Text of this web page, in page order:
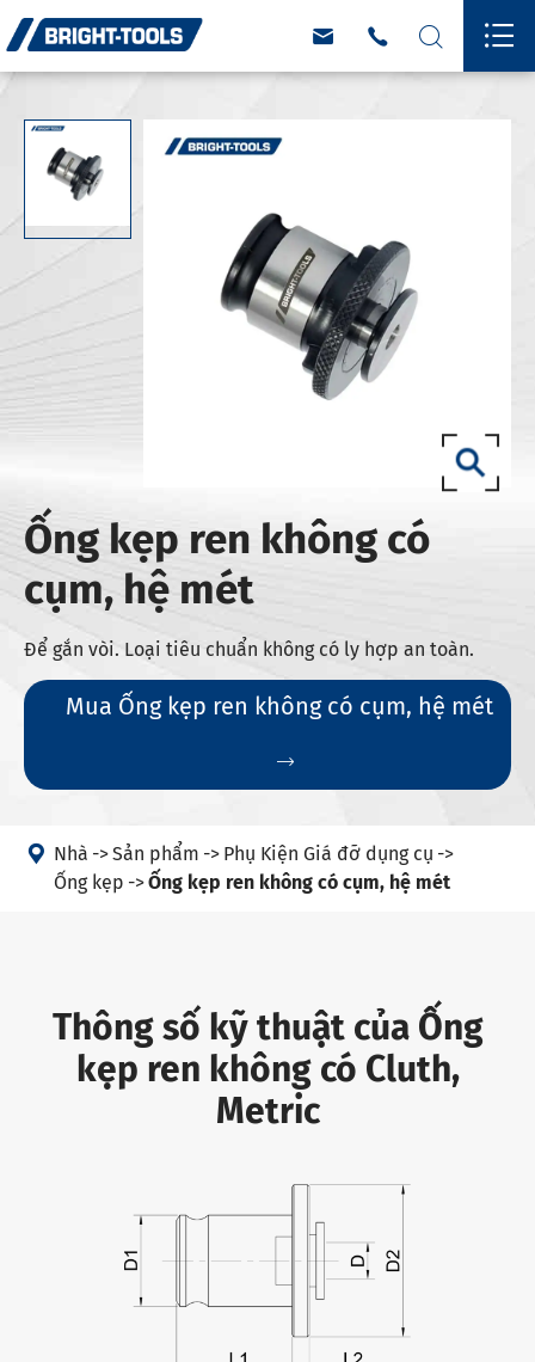
   
Ống kẹp ren không có
cụm, hệ mét
Để gắn vòi. Loại tiêu chuẩn không có ly hợp an toàn.
Mua Ống kẹp ren không có cụm, hệ mét

 Nhà Sản phẩm
Phụ Kiện Giá đỡ dụng cụ
Ống kẹp
Ống kẹp ren không có cụm, hệ mét
Thông số kỹ thuật của Ống
kẹp ren không có Cluth,
Metric